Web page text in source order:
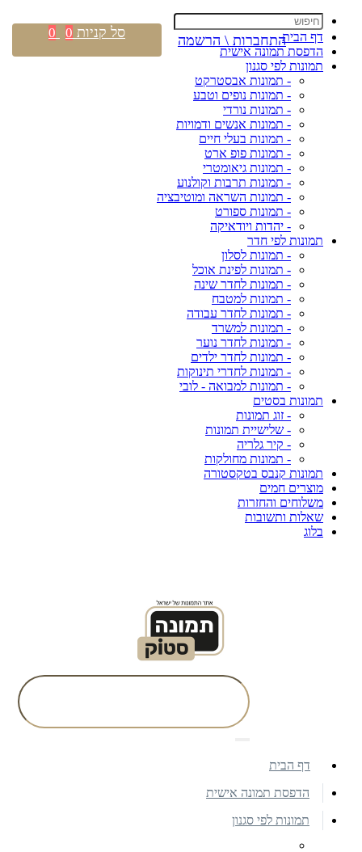
דף הבית
הדפסת תמונה אישית
תמונות לפי סגנון
- תמונות אבסטרקט
- תמונות נופים וטבע
- תמונות נורדי
- תמונות אנשים ודמויות
- תמונות בעלי חיים
- תמונות פופ ארט
- תמונות גיאומטרי
- תמונות תרבות וקולנוע
- תמונות השראה ומוטיבציה
- תמונות ספורט
- יהדות ויודאיקה
תמונות לפי חדר
- תמונות לסלון
- תמונות לפינת אוכל
- תמונות לחדר שינה
- תמונות למטבח
- תמונות לחדר עבודה
- תמונות למשרד
- תמונות לחדר נוער
- תמונות לחדר ילדים
- תמונות לחדרי תינוקות
- תמונות למבואה - לובי
תמונות בסטים
- זוג תמונות
- שלישיית תמונות
- קיר גלריה
- תמונות מחולקות
תמונות קנבס בטקסטורה
מוצרים חמים
משלוחים והחזרות
שאלות ותשובות
בלוג
התחברות \ הרשמה סל קניות 0
0
דף הבית
הדפסת תמונה אישית
תמונות לפי סגנון